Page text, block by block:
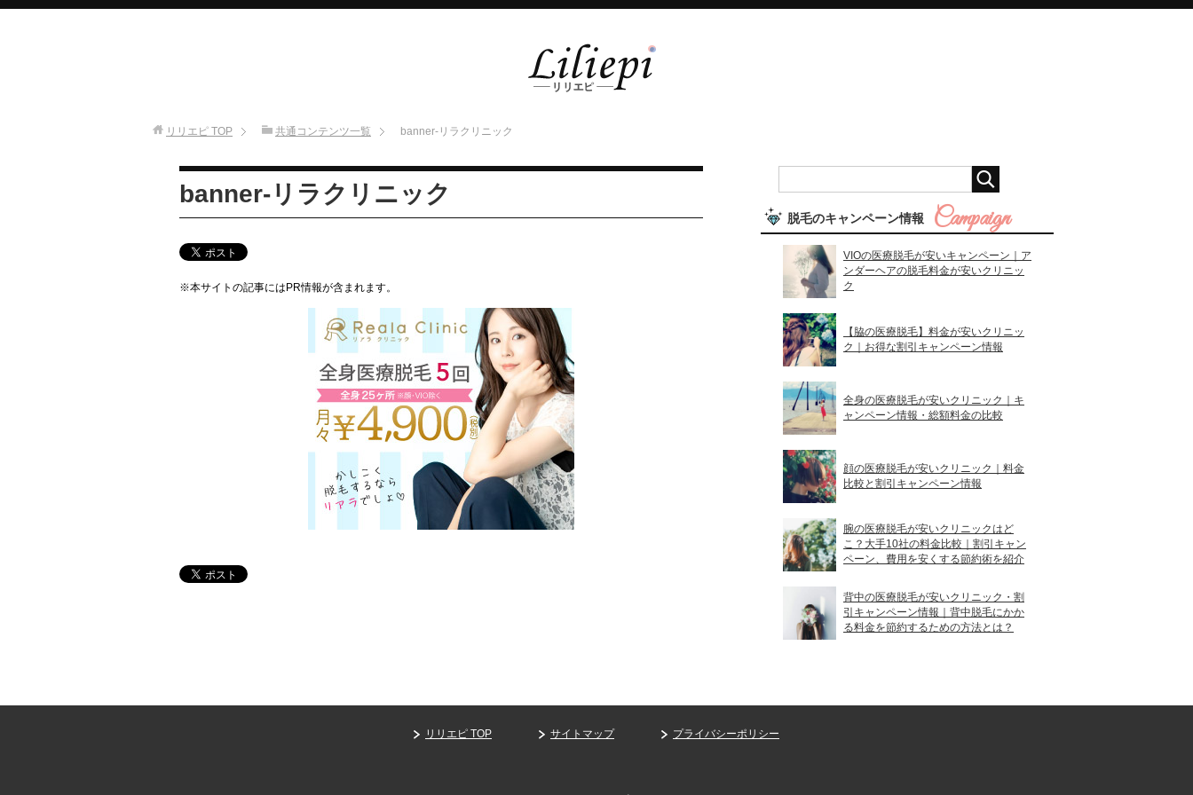
リリエピ TOP 共通コンテンツ一覧 banner-リラクリニック
banner-リラクリニック
※本サイトの記事にはPR情報が含まれます。
脱毛のキャンペーン情報
VIOの医療脱毛が安いキャンペーン｜ア
ンダーヘアの脱毛料金が安いクリニッ
ク
【脇の医療脱毛】料金が安いクリニッ
ク｜お得な割引キャンペーン情報
全身の医療脱毛が安いクリニック｜キ
ャンペーン情報・総額料金の比較
顔の医療脱毛が安いクリニック｜料金
比較と割引キャンペーン情報
腕の医療脱毛が安いクリニックはど
こ？大手10社の料金比較｜割引キャン
ペーン、費用を安くする節約術を紹介
背中の医療脱毛が安いクリニック・割
引キャンペーン情報｜背中脱毛にかか
る料金を節約するための方法とは？
リリエピ TOP サイトマップ プライバシーポリシー